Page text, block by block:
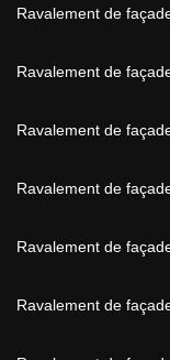
Ravalement de
Ravalement de
Ravalement de
Ravalement de
Ravalement de
Ravalement de